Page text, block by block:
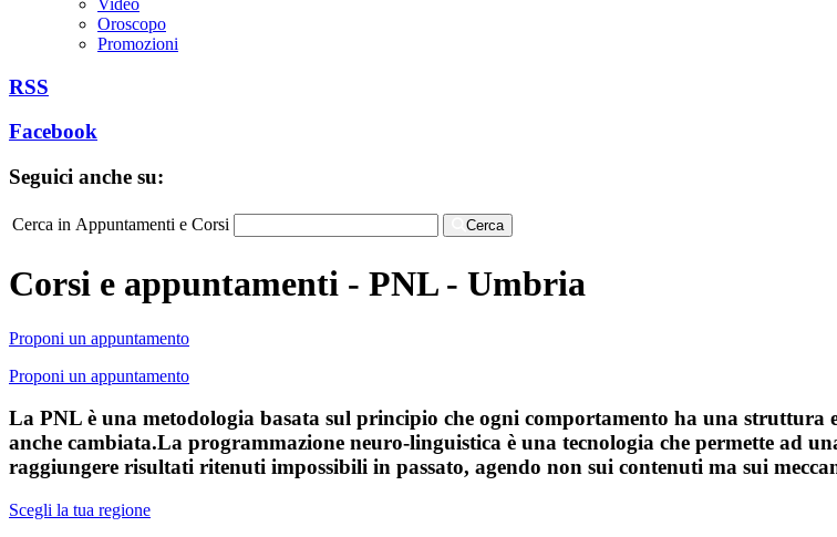
Oroscopo
Promozioni
RSS
Facebook
Seguici anche su:
Cerca in Appuntamenti e Corsi Cerca
Corsi e appuntamenti - PNL - Umbria
Proponi un appuntamento
Proponi un appuntamento
La PNL è una metodologia basata sul principio che ogni comportamento ha una struttura
anche cambiata.La programmazione neuro-linguistica è una tecnologia che permette ad
raggiungere risultati ritenuti impossibili in passato, agendo non sui contenuti ma sui
Scegli la tua regione